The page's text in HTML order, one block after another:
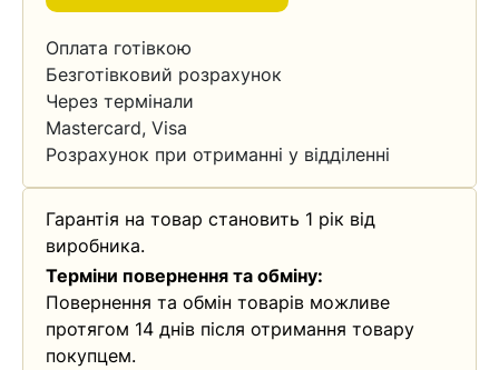
Оплата готівкою
Безготівковий розрахунок
Через термінали
Mastercard, Visa
Розрахунок при отриманні у відділенні
Гарантія на товар становить 1 рік від
виробника.
Терміни повернення та обміну:
Повернення та обмін товарів можливе
протягом 14 днів після отримання товару
покупцем.